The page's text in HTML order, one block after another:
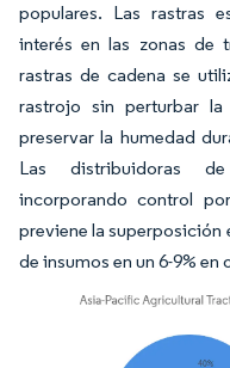
populares. Las rastras
interés en las zonas de
rastras de cadena se
rastrojo sin perturbar
preservar la humedad
Las distribuidoras
incorporando control
previene la superposición
de insumos en un 6-9%